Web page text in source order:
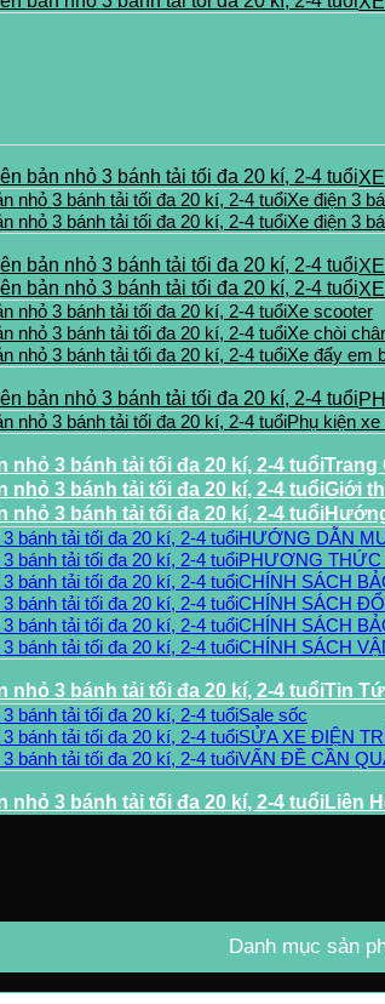
Xe điện 3
Xe điện 3
Xe scooter
Xe chòi
Xe đẩy em
Phụ kiện xe
Trang
Giới
HƯỚNG DẪN
PHƯƠNG THỨC
CHÍNH SÁCH
CHÍNH SÁCH
CHÍNH SÁCH
CHÍNH SÁCH
Tin
Sale sốc
SỬA XE ĐIỆN
VẤN ĐỀ CẦN
Liên
Danh mục sản